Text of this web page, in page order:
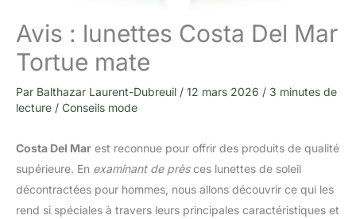
Avis : lunettes Costa Del Mar
Tortue mate
Par Balthazar Laurent-Dubreuil / 12 mars 2026 / 3 minutes de
lecture / Conseils mode
Costa Del Mar est reconnue pour offrir des produits de qualité
supérieure. En examinant de prèsces lunettes de soleil
décontractées pour hommes, nous allons découvrir ce qui les
rend si spéciales à travers leurs principales caractéristiques et